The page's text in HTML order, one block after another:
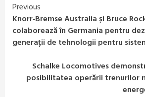
Continue
Reading
Previous
Knorr‑Bremse Australia și Bruce
colaborează în Germania pentru
generații de tehnologii pentru
Schalke Locomotives
posibilitatea operării trenurilor